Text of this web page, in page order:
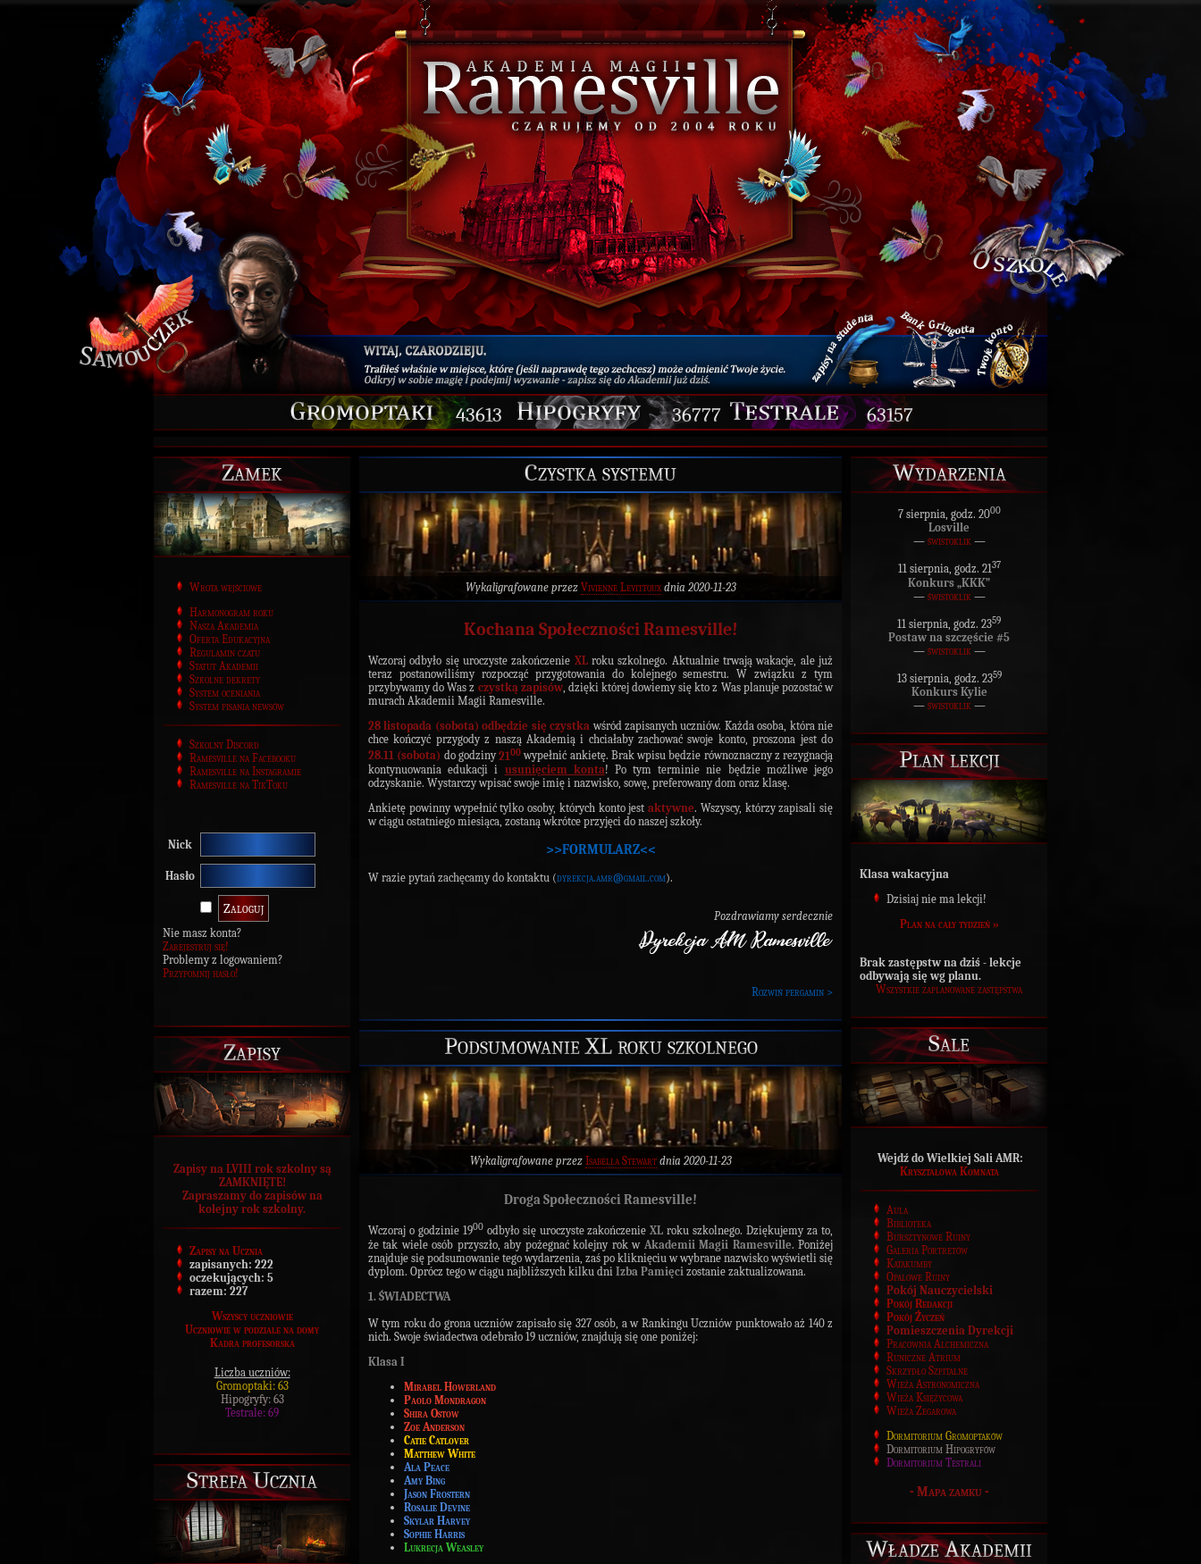
43613 36777 63157
Zamek
Wrota wejściowe
Harmonogram roku
Nasza Akademia
Oferta Edukacyjna
Regulamin czatu
Statut Akademii
Szkolne dekrety
System oceniania
System pisania newsów
Szkolny Discord
Ramesville na Facebooku
Ramesville na Instagramie
Ramesville na TikToku
Nick
Hasło
Nie masz konta?
Zarejestruj się!
Problemy z logowaniem?
Przypomnij hasło!
Zapisy
Zapisy na LVIII rok szkolny są
ZAMKNIĘTE!
Zapraszamy do zapisów na
kolejny rok szkolny.
Zapisy na Ucznia
zapisanych: 222
oczekujących: 5
razem: 227
Wszyscy uczniowie
Uczniowie w podziale na domy
Kadra profesorska
Liczba uczniów:
Gromoptaki: 63
Hipogryfy: 63
Testrale: 69
Strefa Ucznia
Czystka systemu
Wykaligrafowane przez Vivienne Levittouxdnia 2020-11-23
Kochana Społeczności Ramesville!
Wczoraj odbyło się uroczyste zakończenie XL roku szkolnego. Aktualnie trwają wakacje, ale już
teraz postanowiliśmy rozpocząć przygotowania do kolejnego semestru. W związku z tym
przybywamy do Was z czystką zapisów, dzięki której dowiemy się kto z Was planuje pozostać w
murach Akademii Magii Ramesville.
28 listopada (sobota) odbędzie się czystka wśród zapisanych uczniów. Każda osoba, która nie
chce kończyć przygody z naszą Akademią i chciałaby zachować swoje konto, proszona jest do
28.11 (sobota) do godziny2100 wypełnić ankietę. Brak wpisu będzie równoznaczny z rezygnacją
kontynuowania edukacji i usunięciem konta! Po tym terminie nie będzie możliwe jego
odzyskanie. Wystarczy wpisać swoje imię i nazwisko, sowę, preferowany dom oraz klasę.
Ankietę powinny wypełnić tylko osoby, których konto jest aktywne. Wszyscy, którzy zapisali się
w ciągu ostatniego miesiąca, zostaną wkrótce przyjęci do naszej szkoły.
>>FORMULARZ<<
W razie pytań zachęcamy do kontaktu (dyrekcja.amr@gmail.com).
Pozdrawiamy serdecznie
Rozwiń pergamin >
Podsumowanie XL roku szkolnego
Wykaligrafowane przez Isabella Stewartdnia 2020-11-23
Droga Społeczności Ramesville!
Wczoraj o godzinie 1900odbyło się uroczyste zakończenieXL roku szkolnego. Dziękujemy za to,
że tak wiele osób przyszło, aby pożegnać kolejny rok w Akademii Magii Ramesville. Poniżej
znajduje się podsumowanie tego wydarzenia, zaś po kliknięciu w wybrane nazwisko wyświetli się
dyplom. Oprócz tego w ciągu najbliższych kilku dni Izba Pamięci zostanie zaktualizowana.
1. ŚWIADECTWA
W tym roku do grona uczniów zapisało się 327 osób, a w Rankingu Uczniów punktowało aż 140z
nich. Swoje świadectwa odebrało 19 uczniów, znajdują się one poniżej:
Klasa I
Mirabel Howerland
Paolo Mondragon
Shira Ostow
Zoe Anderson
Catie Catlover
Matthew White
Ala Peace
Amy Bing
Jason Frostern
Rosalie Devine
Skylar Harvey
Sophie Harris
Lukrecja Weasley
Wydarzenia
7 sierpnia, godz. 2000
Losville
— świstoklik—
11 sierpnia, godz. 2137
Konkurs „KKK”
— świstoklik —
11 sierpnia, godz. 2359
Postaw na szczęście #5
— świstoklik —
13 sierpnia, godz. 2359
Konkurs Kylie
— świstoklik—
Plan lekcji
Klasa wakacyjna
Dzisiaj nie ma lekcji!
Plan na cały tydzień »
Brak zastępstw na dziś - lekcje
odbywają się wg planu.
Wszystkie zaplanowane zastępstwa
Sale
Wejdź do Wielkiej Sali AMR:
Kryształowa Komnata
Aula
Biblioteka
Bursztynowe Ruiny
Galeria Portretów
Katakumby
Opalowe Ruiny
Pokój Nauczycielski
Pokój Redakcji
Pokój Życzeń
Pomieszczenia Dyrekcji
Pracownia Alchemiczna
Runiczne Atrium
Skrzydło Szpitalne
Wieża Astronomiczna
Wieża Księżycowa
Wieża Zegarowa
Dormitorium Gromoptaków
Dormitorium Hipogryfów
Dormitorium Testrali
- Mapa zamku-
Władze Akademii